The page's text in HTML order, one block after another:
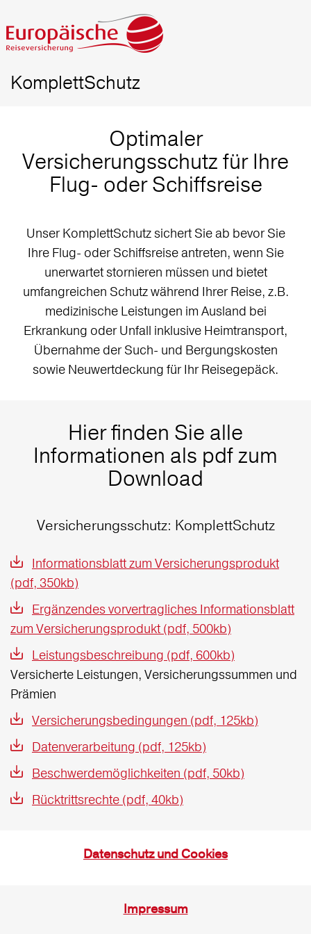
KomplettSchutz
Optimaler
Versicherungsschutz für Ihre
Flug- oder Schiffsreise
Unser KomplettSchutz sichert Sie ab bevor Sie
Ihre Flug- oder Schiffsreise antreten, wenn Sie
unerwartet stornieren müssen und bietet
umfangreichen Schutz während Ihrer Reise, z.B.
medizinische Leistungen im Ausland bei
Erkrankung oder Unfall inklusive Heimtransport,
Übernahme der Such- und Bergungskosten
sowie Neuwertdeckung für Ihr Reisegepäck.
Hier finden Sie alle
Informationen als pdf zum
Download
Versicherungsschutz: KomplettSchutz
Informationsblatt zum Versicherungsprodukt
(pdf, 350kb)
Ergänzendes vorvertragliches Informationsblatt
zum Versicherungsprodukt (pdf, 500kb)
Leistungsbeschreibung (pdf, 600kb)
Versicherte Leistungen, Versicherungssummen und
Prämien
Versicherungsbedingungen (pdf, 125kb)
Datenverarbeitung (pdf, 125kb)
Beschwerdemöglichkeiten (pdf, 50kb)
Rücktrittsrechte (pdf, 40kb)
Datenschutz und Cookies
Impressum